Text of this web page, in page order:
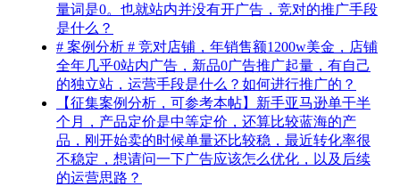
量词是0。也就站内并没有开广告，竞对的推广手段
是什么？
# 案例分析 # 竞对店铺，年销售额1200w美金，店铺
全年几乎0站内广告，新品0广告推广起量，有自己
的独立站，运营手段是什么？如何进行推广的？
【征集案例分析，可参考本帖】新手亚马逊单干半
个月，产品定价是中等定价，还算比较蓝海的产
品，刚开始卖的时候单量还比较稳，最近转化率很
不稳定，想请问一下广告应该怎么优化，以及后续
的运营思路？